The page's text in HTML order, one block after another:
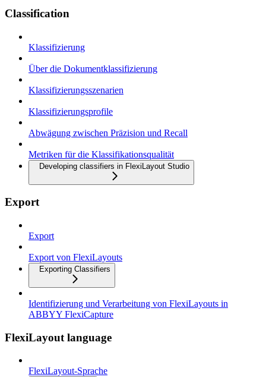
Classification
Klassifizierung
Über die Dokumentklassifizierung
Klassifizierungsszenarien
Klassifizierungsprofile
Abwägung zwischen Präzision und Recall
Metriken für die Klassifikationsqualität
Developing classifiers in FlexiLayout Studio
Export
Export
Export von FlexiLayouts
Exporting Classifiers
Identifizierung und Verarbeitung von FlexiLayouts in
ABBYY FlexiCapture
FlexiLayout language
FlexiLayout-Sprache